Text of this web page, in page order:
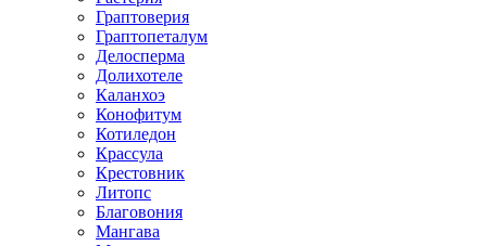
Граптоверия
Граптопеталум
Делосперма
Долихотеле
Каланхоэ
Конофитум
Котиледон
Крассула
Крестовник
Литопс
Благовония
Мангава